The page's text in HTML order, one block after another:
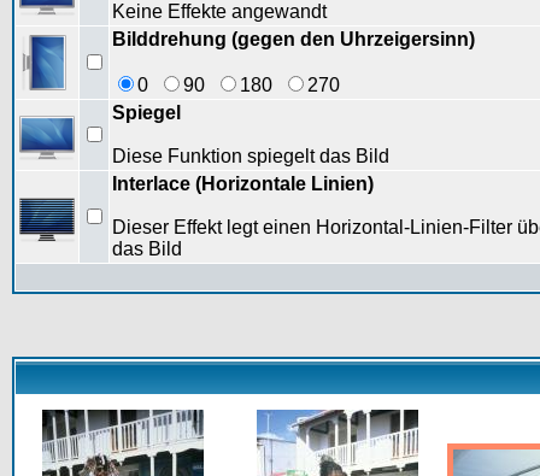
Keine Effekte angewandt
Bilddrehung (gegen den Uhrzeigersinn)
0 90 180
270
Spiegel
Diese Funktion spiegelt das Bild
Interlace (Horizontale Linien)
Dieser Effekt legt einen Horizontal-Linien-Filter
das Bild